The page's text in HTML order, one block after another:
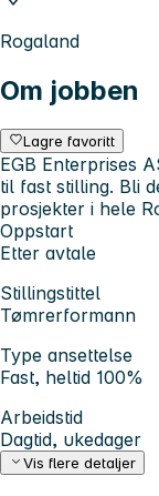
Rogaland
Om jobben
Lagre favoritt
EGB Enterprises
til fast stilling. Bli
prosjekter i hele
Oppstart
Etter avtale
Stillingstittel
Tømrerformann
Type ansettelse
Fast, heltid 100%
Arbeidstid
Dagtid, ukedager
Vis flere detaljer